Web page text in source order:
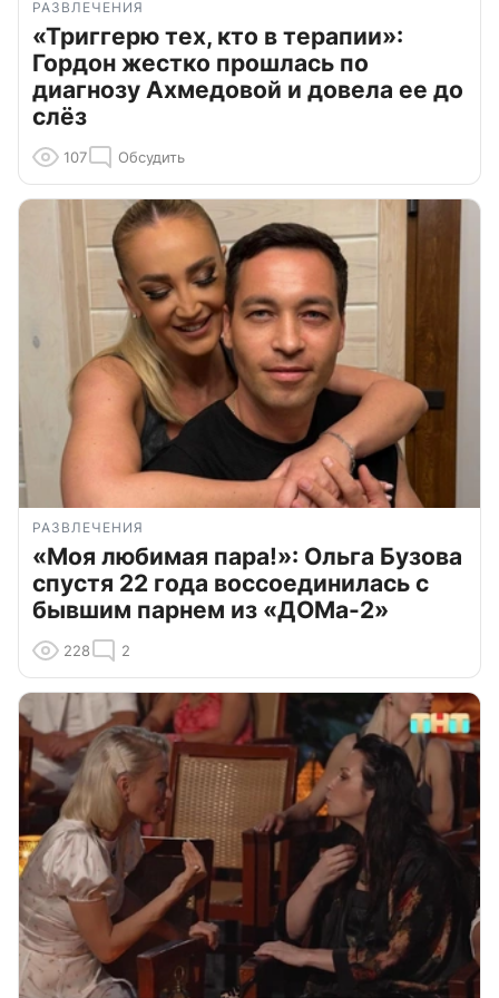
РАЗВЛЕЧЕНИЯ
«Триггерю тех, кто в терапии»:
Гордон жестко прошлась по
диагнозу Ахмедовой и довела ее до
слёз
107 Обсудить
РАЗВЛЕЧЕНИЯ
«Моя любимая пара!»: Ольга Бузова
спустя 22 года воссоединилась с
бывшим парнем из «ДОМа-2»
228 2